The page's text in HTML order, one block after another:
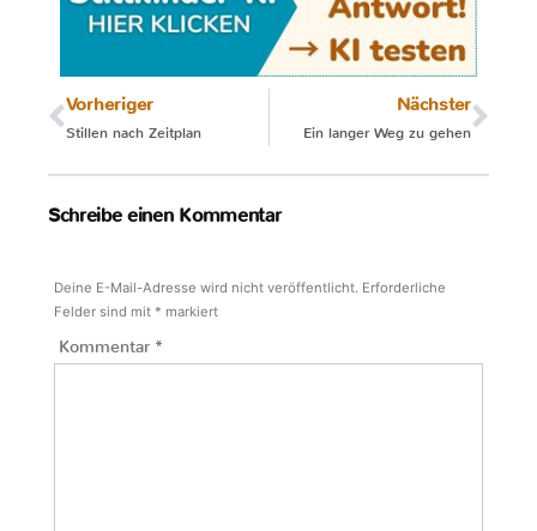
Vorheriger
Stillen nach Zeitplan
Nächster
Ein langer Weg zu gehen
Schreibe einen Kommentar
Deine E-Mail-Adresse wird nicht veröffentlicht. Erforderliche
Felder sind mit * markiert
Kommentar *